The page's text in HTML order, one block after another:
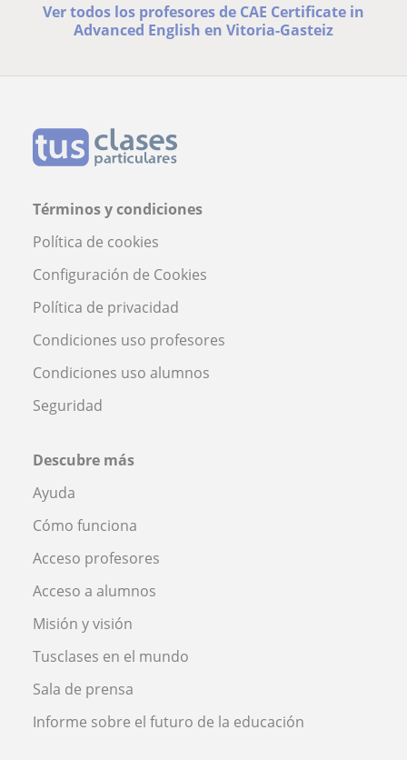
Ver todos los profesores de CAE Certificate in
Advanced English en Vitoria-Gasteiz
Términos y condiciones
Política de cookies
Configuración de Cookies
Política de privacidad
Condiciones uso profesores
Condiciones uso alumnos
Seguridad
Descubre más
Ayuda
Cómo funciona
Acceso profesores
Acceso a alumnos
Misión y visión
Tusclases en el mundo
Sala de prensa
Informe sobre el futuro de la educación